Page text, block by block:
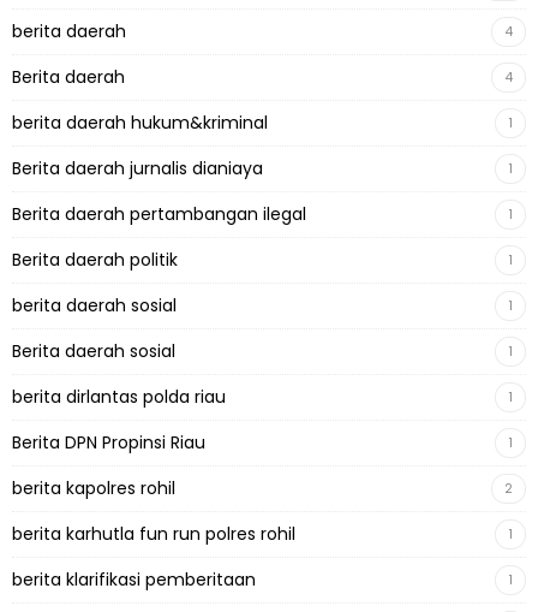
berita daerah 4
Berita daerah 4
berita daerah hukum&kriminal 1
Berita daerah jurnalis dianiaya 1
Berita daerah pertambangan ilegal 1
Berita daerah politik 1
berita daerah sosial 1
Berita daerah sosial 1
berita dirlantas polda riau 1
Berita DPN Propinsi Riau 1
berita kapolres rohil 2
berita karhutla fun run polres rohil 1
berita klarifikasi pemberitaan 1